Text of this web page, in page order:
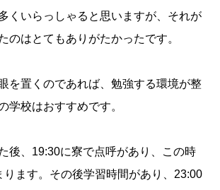
くいらっしゃると思いますが、それが
のはとてもありがたかったです。
を置くのであれば、勉強する環境が整
学校はおすすめです。
後、19:30に寮で点呼があり、この時
ります。その後学習時間があり、23:00